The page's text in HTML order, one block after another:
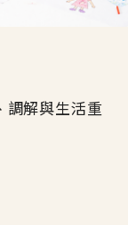
調解與生活重